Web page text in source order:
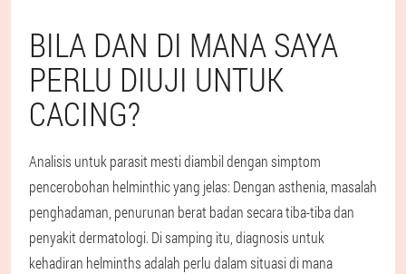
BILA DAN DI MANA SAYA
PERLU DIUJI UNTUK
CACING?
Analisis untuk parasit mesti diambil dengan simptom
pencerobohan helminthic yang jelas: Dengan asthenia, masalah
penghadaman, penurunan berat badan secara tiba-tiba dan
penyakit dermatologi. Di samping itu, diagnosis untuk
kehadiran helminths adalah perlu dalam situasi di mana